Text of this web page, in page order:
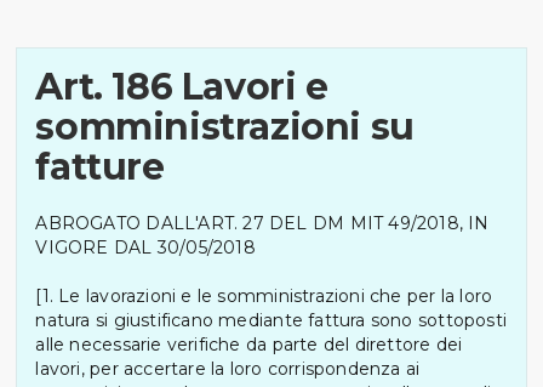
Art. 186 Lavori e
somministrazioni su
fatture
ABROGATO DALL'ART. 27 DEL DM MIT 49/2018, IN
VIGORE DAL 30/05/2018
[1. Le lavorazioni e le somministrazioni che per la loro
natura si giustificano mediante fattura sono sottoposti
alle necessarie verifiche da parte del direttore dei
lavori, per accertare la loro corrispondenza ai